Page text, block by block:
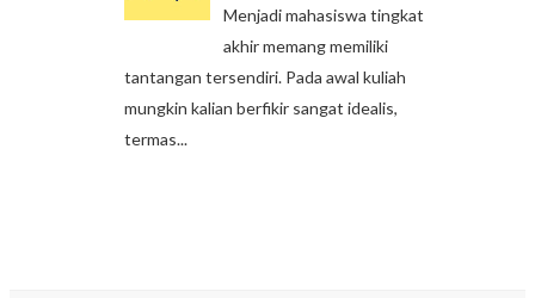
Menjadi mahasiswa tingkat
akhir memang memiliki
tantangan tersendiri. Pada awal kuliah
mungkin kalian berfikir sangat idealis,
termas...